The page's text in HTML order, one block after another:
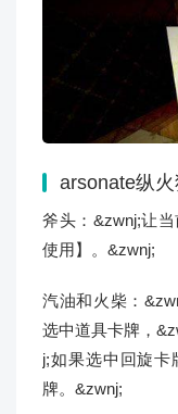
arsonate纵
斧头：&zwnj;让
使用】。&zwnj;
汽油和火柴：
选中道具卡牌，
j;如果选中回旋卡
牌。&zwnj;